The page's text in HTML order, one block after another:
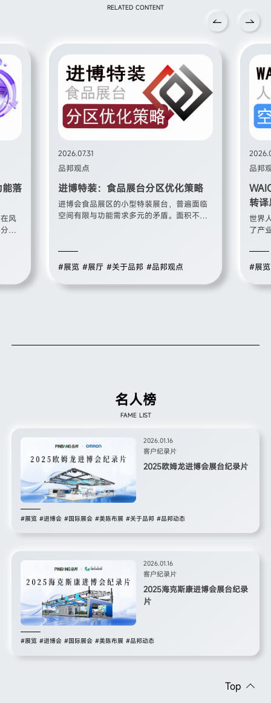
RELATED CONTENT
落
风
展
的
2026.07.31
品邦观点
进博特装：食品展台分区优化策略
进博会食品展区的小型特装展台，普遍面临
空间有限与功能需求多元的矛盾。面积不
如何在有限空间内合理规划各区域的占比与
位置，既保证品牌形象完整呈现，又满足实
际参展运营需求，是小型特装设计的核心问
题。分区优化不是简单的空间切割，而是基
#展览 #展厅 #关于品邦 #品邦观点
品邦
转
世界
了产
命。
象技
码
#展览
名人榜
FAME LIST
2026.01.16
客户纪录片
2025欧姆龙进博会展台纪录片
#展览 #进博会 #国际展会 #美陈布展 #关于品邦 #品邦动态
2026.01.16
客户纪录片
2025海克斯康进博会展台纪录
片
#展览 #进博会 #国际展会 #美陈布展 #品邦动态
Top